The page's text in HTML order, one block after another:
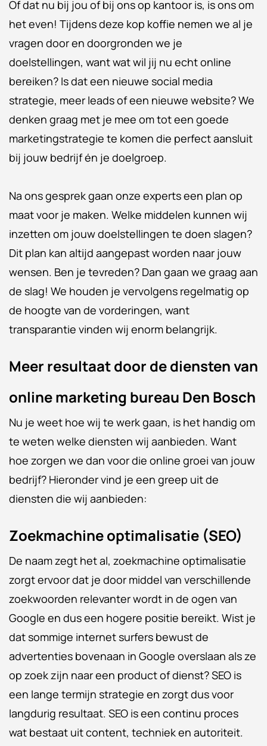
Of dat nu bij jou of bij ons op kantoor is, is ons om
het even! Tijdens deze kop koffie nemen we al je
vragen door en doorgronden we je
doelstellingen, want wat wil jij nu echt online
bereiken? Is dat een nieuwe social media
strategie, meer leads of een nieuwe website? We
denken graag met je mee om tot een goede
marketingstrategie te komen die perfect aansluit
bij jouw bedrijf én je doelgroep.
Na ons gesprek gaan onze experts een plan op
maat voor je maken. Welke middelen kunnen wij
inzetten om jouw doelstellingen te doen slagen?
Dit plan kan altijd aangepast worden naar jouw
wensen. Ben je tevreden? Dan gaan we graag aan
de slag! We houden je vervolgens regelmatig op
de hoogte van de vorderingen, want
transparantie vinden wij enorm belangrijk.
Meer resultaat door de diensten van
online marketing bureau Den Bosch
Nu je weet hoe wij te werk gaan, is het handig om
te weten welke diensten wij aanbieden. Want
hoe zorgen we dan voor die online groei van jouw
bedrijf? Hieronder vind je een greep uit de
diensten die wij aanbieden:
Zoekmachine optimalisatie (SEO)
De naam zegt het al, zoekmachine optimalisatie
zorgt ervoor dat je door middel van verschillende
zoekwoorden relevanter wordt in de ogen van
Google en dus een hogere positie bereikt. Wist je
dat sommige internet surfers bewust de
advertenties bovenaan in Google overslaan als ze
op zoek zijn naar een product of dienst? SEO is
een lange termijn strategie en zorgt dus voor
langdurig resultaat. SEO is een continu proces
wat bestaat uit content, techniek en autoriteit.